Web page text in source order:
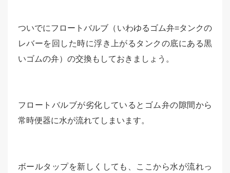
ついでにフロートバルブ（いわゆるゴム弁=タンクの
レバーを回した時に浮き上がるタンクの底にある黒
いゴムの弁）の交換もしておきましょう。
フロートバルブが劣化しているとゴム弁の隙間から
常時便器に水が流れてしまいます。
ボールタップを新しくしても、ここから水が流れっ